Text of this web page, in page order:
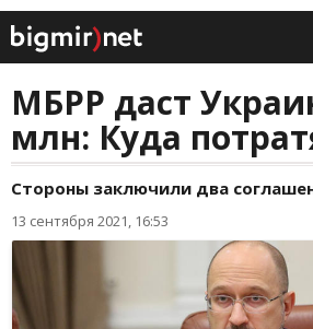
МБРР даст
млн: Куда
Стороны заключили два
13 сентября 2021, 16:53